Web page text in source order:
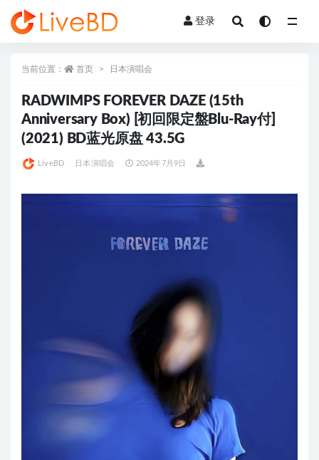
登录
当前位置： 首页 日本演唱会
RADWIMPS FOREVER DAZE (15th
Anniversary Box) [初回限定盤Blu-Ray付]
(2021) BD蓝光原盘 43.5G
LiveBD 日本演唱会 2024年7月9日